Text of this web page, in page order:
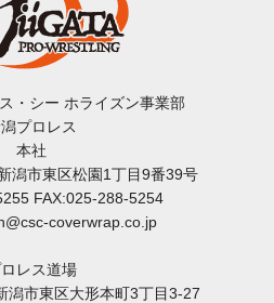
・シー ホライズン事業部
プロレス
本社
潟市東区松園1丁目9番39号
FAX:025-288-5254
coverwrap.co.jp
レス道場
潟市東区大形本町3丁目3-27